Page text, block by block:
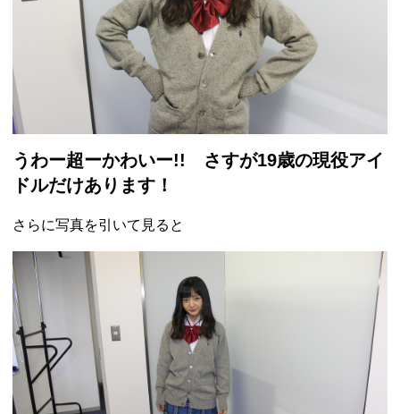
うわー超ーかわいー!! さすが19歳の現役アイ
ドルだけあります！
さらに写真を引いて見ると